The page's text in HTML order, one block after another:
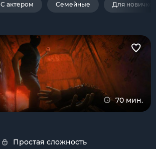
С актером Семейные Для новичков
70 мин.
Простая сложность